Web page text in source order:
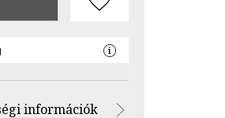
információk